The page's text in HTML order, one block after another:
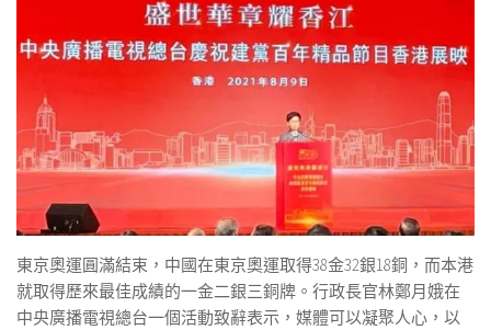
東京奧運圓滿結束，中國在東京奧運取得38金32銀18銅，而本港
就取得歷來最佳成績的一金二銀三銅牌。行政長官林鄭月娥在
中央廣播電視總台一個活動致辭表示，媒體可以凝聚人心，以